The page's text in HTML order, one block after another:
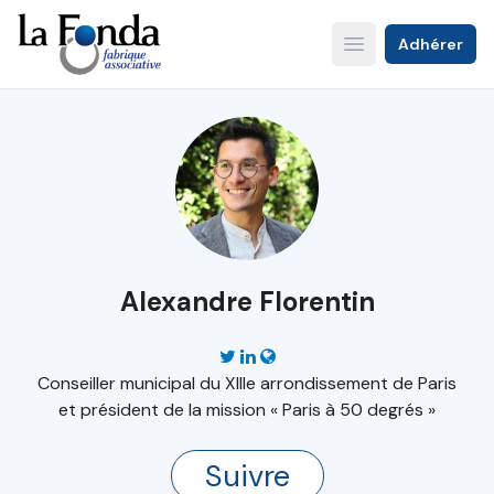
Aller
au
contenu
principal
Open main menu
Adhérer
Alexandre Florentin
Conseiller municipal du XIIIe arrondissement de Paris
et président de la mission « Paris à 50 degrés »
Suivre